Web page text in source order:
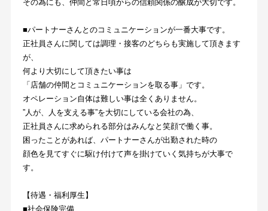
その為にも、仲間と常日頃からの信頼関係の醸成が大切です。
■パートナーさんとのコミュニケーションが一番大事です。
正社員さんに関しては調理・接客のどちらも実施して頂きます
が、
何より大切にして頂きたい事は
「店舗の仲間とコミュニケーションを取る事」です。
オペレーション自体は難しい事は全くありません。
”人が、人を支える事”を大切にしている会社の為、
正社員さんに求められる部分はみんなと笑顔で働く事。
困ったことがあれば、パートナーさんが出勤された時の
顔色を見てすぐに駆け付けて声を掛けていく気持ちが大事で
す。
【待遇・福利厚生】
■社会保険完備